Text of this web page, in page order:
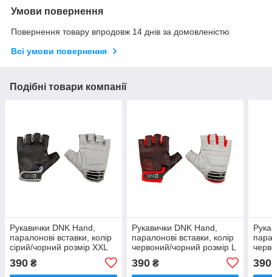
Умови повернення
Повернення товару впродовж 14 днів за домовленістю
Всі умови повернення
Подібні товари компанії
Рукавички DNK Hand,
паралонові вставки, колір
сірий/чорний розмір XXL
390 ₴
Рукавички DNK Hand,
паралонові вставки, колір
червоний/чорний розмір L
390₴ 390